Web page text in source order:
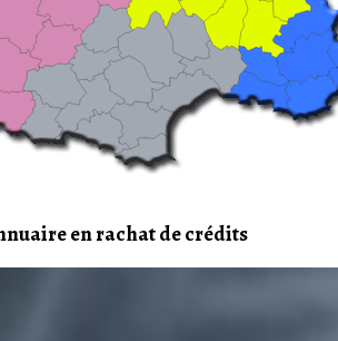
en rachat de crédits